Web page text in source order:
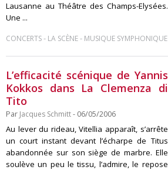
Lausanne au Théâtre des Champs-Elysées.
Une ...
CONCERTS- LA SCÈNE- MUSIQUE SYMPHONIQUE
L’efficacité scénique de Yannis
Kokkos dans La Clemenza di
Tito
Par Jacques Schmitt- 06/05/2006
Au lever du rideau, Vitellia apparaît, s’arrête
un court instant devant l’écharpe de Titus
abandonnée sur son siège de marbre. Elle
soulève un peu le tissu, l’admire, le repose